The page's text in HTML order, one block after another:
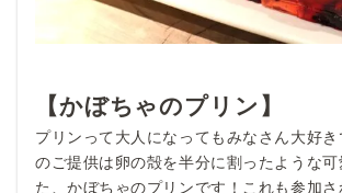
【かぼちゃのプリン】
プリンって大人になってもみなさん大好き
のご提供は卵の殻を半分に割ったような
た、かぼちゃのプリンです！これも参加